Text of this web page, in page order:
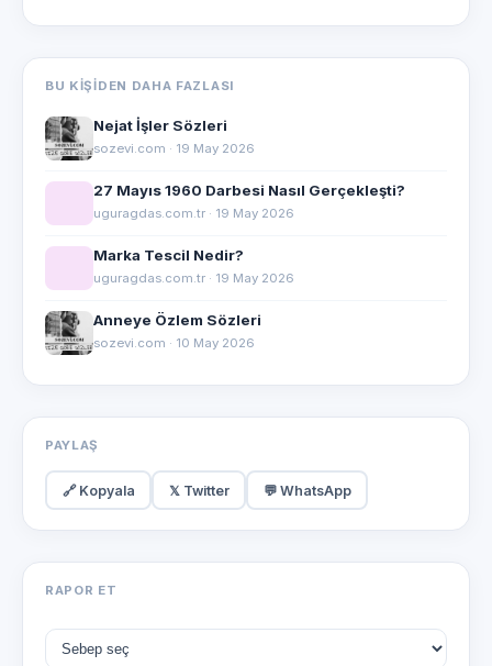
BU KIŞIDEN DAHA FAZLASI
Nejat İşler Sözleri
sozevi.com · 19 May 2026
27 Mayıs 1960 Darbesi Nasıl Gerçekleşti?
uguragdas.com.tr · 19 May 2026
Marka Tescil Nedir?
uguragdas.com.tr · 19 May 2026
Anneye Özlem Sözleri
sozevi.com · 10 May 2026
PAYLAŞ
🔗 Kopyala 𝕏 Twitter 💬 WhatsApp
RAPOR ET